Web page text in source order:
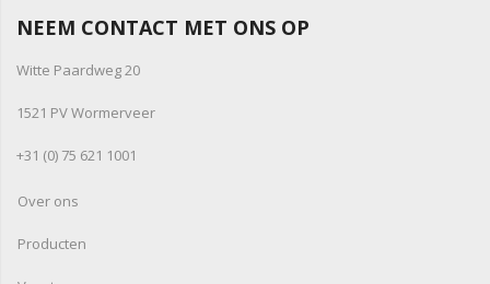
NEEM CONTACT MET ONS OP
Witte Paardweg 20
1521 PV Wormerveer
+31 (0) 75 621 1001
Over ons
Producten